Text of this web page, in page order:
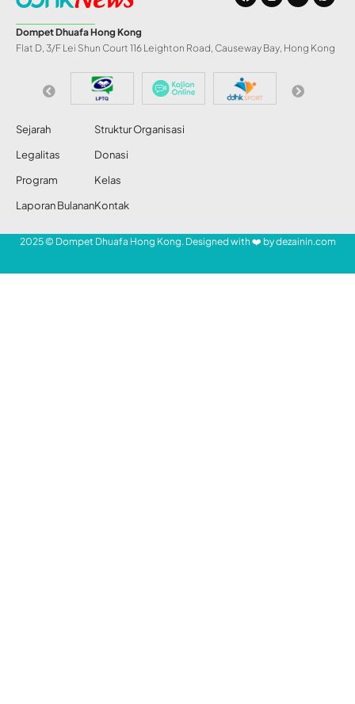
Dompet Dhuafa Hong Kong
Flat D, 3/F Lei Shun Court 116 Leighton Road, Causeway Bay, Hong Kong
Sejarah
Legalitas
Program
Laporan Bulanan
Struktur Organisasi
Donasi
Kelas
Kontak
2025 © Dompet Dhuafa Hong Kong. Designed with ❤️ bydezainin.com